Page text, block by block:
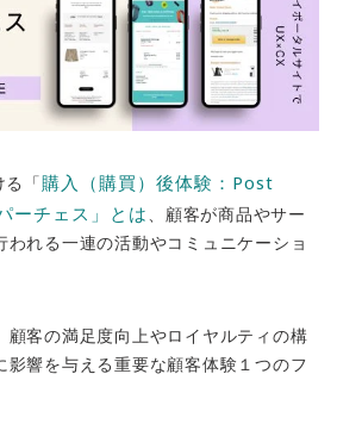
る「購入（購買）後体験：Post
ーチェス」とは、顧客が商品やサー
われる一連の活動やコミュニケーショ
顧客の満足度向上やロイヤルティの構
影響を与える重要な顧客体験１つのフ